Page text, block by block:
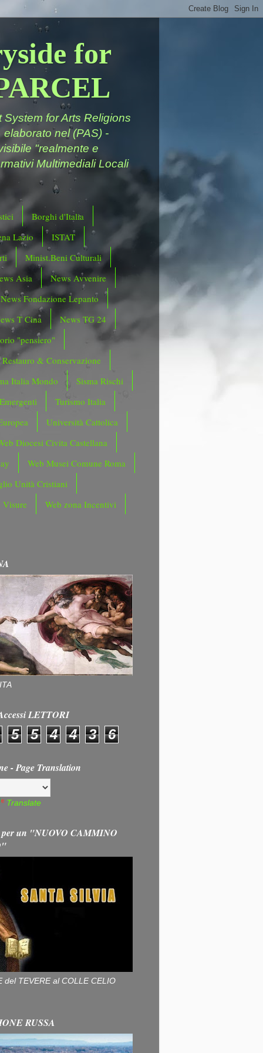
for
for Arts Religions
nel (PAS) -
"realmente e
Multimediali Locali
Borghi d'Italia
Lazio
ISTAT
Minist.Beni Culturali
Asia
News Avvenire
News Fondazione Lepanto
T Cina
News TG 24
"pensiero"
Restauro & Conservazione
Italia Mondo
Sisma Rischi
Turismo Italia
Università Cattolica
Diocesi Civita Castellana
Web Musei Comune Roma
Unità Cristiani
Visure
Web zona Incentivi
LETTORI
5 5 4 4 3 6
- Page Translation
Translate
per un "NUOVO CAMMINO
del TEVERE al COLLE CELIO
RUSSA